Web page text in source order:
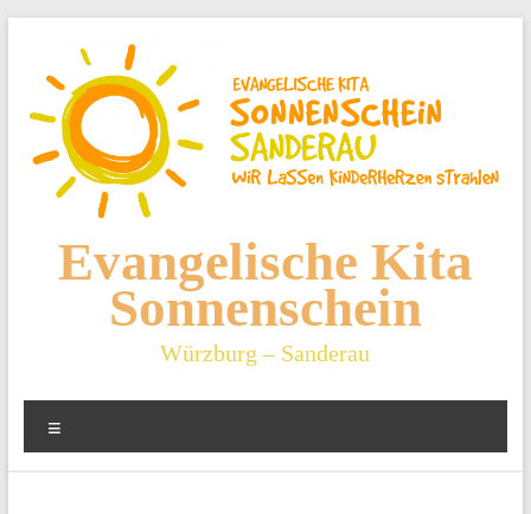
springen
Evangelische Kita
Sonnenschein
Würzburg – Sanderau